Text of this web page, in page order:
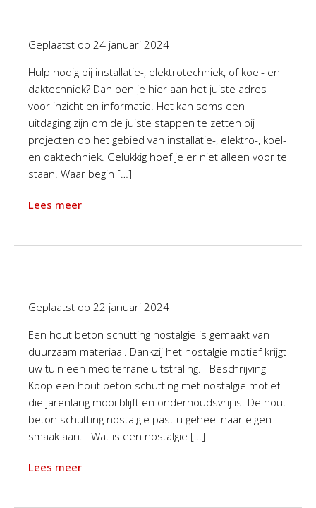
Geplaatst op 24 januari 2024
Hulp nodig bij installatie-, elektrotechniek, of koel- en
daktechniek? Dan ben je hier aan het juiste adres
voor inzicht en informatie. Het kan soms een
uitdaging zijn om de juiste stappen te zetten bij
projecten op het gebied van installatie-, elektro-, koel-
en daktechniek. Gelukkig hoef je er niet alleen voor te
staan. Waar begin […]
Lees meer
Geplaatst op 22 januari 2024
Een hout beton schutting nostalgie is gemaakt van
duurzaam materiaal. Dankzij het nostalgie motief krijgt
uw tuin een mediterrane uitstraling. Beschrijving
Koop een hout beton schutting met nostalgie motief
die jarenlang mooi blijft en onderhoudsvrij is. De hout
beton schutting nostalgie past u geheel naar eigen
smaak aan. Wat is een nostalgie […]
Lees meer